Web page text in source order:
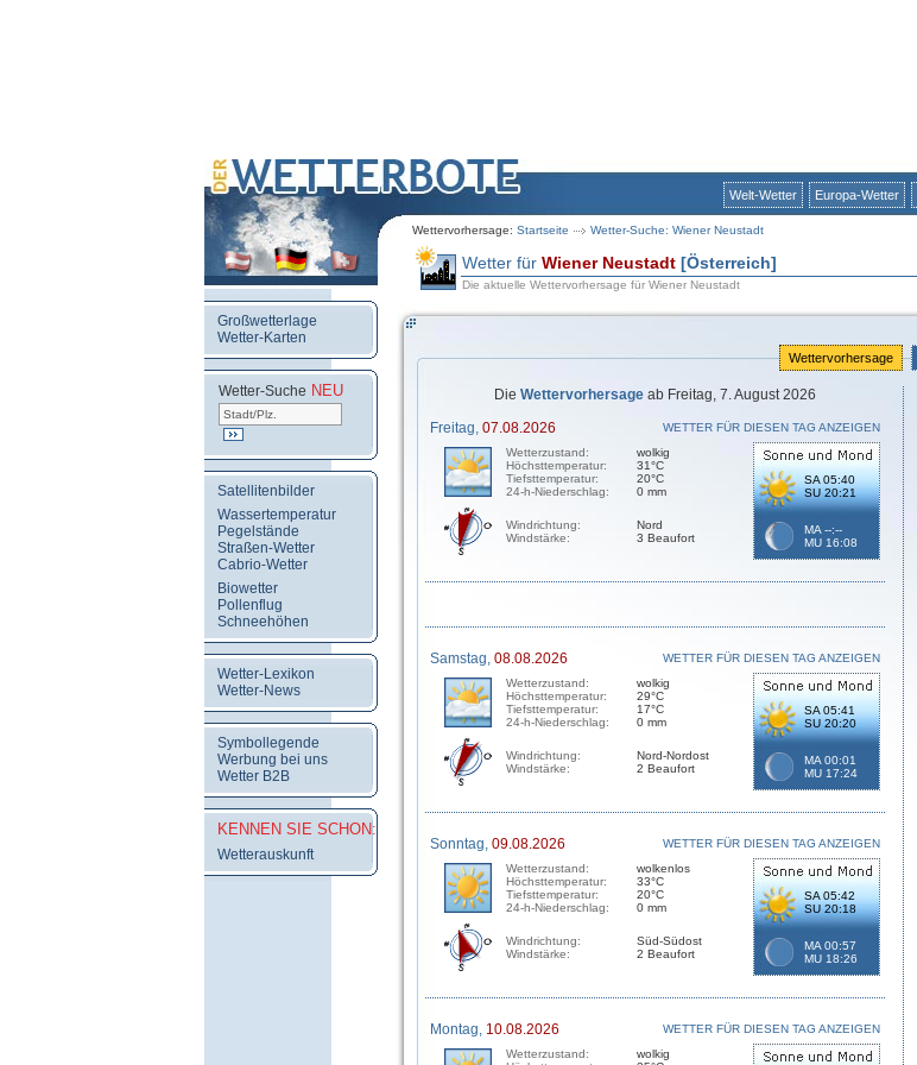
Welt-Wetter Europa-Wetter
Wettervorhersage: Startseite Wetter-Suche: Wiener Neustadt
Großwetterlage
Wetter-Karten
Wetter-Suche NEU
Satellitenbilder
Wassertemperatur
Pegelstände
Straßen-Wetter
Cabrio-Wetter
Biowetter
Pollenflug
Schneehöhen
Wetter-Lexikon
Wetter-News
Symbollegende
Werbung bei uns
Wetter B2B
KENNEN SIE SCHON:
Wetterauskunft
Wetter für Wiener Neustadt [Österreich]
Die aktuelle Wettervorhersage für Wiener Neustadt
Wettervorhersage
Die Wettervorhersage ab Freitag, 7. August 2026
Freitag, 07.08.2026
WETTER FÜR DIESEN TAG ANZEIGEN
Wetterzustand:
Höchsttemperatur:
Tiefsttemperatur:
24-h-Niederschlag:
wolkig
31°C
20°C
0 mm
SA 05:40
SU 20:21
MA --:--
MU 16:08
Windrichtung:
Windstärke:
Nord
3 Beaufort
Samstag, 08.08.2026
WETTER FÜR DIESEN TAG ANZEIGEN
Wetterzustand:
Höchsttemperatur:
Tiefsttemperatur:
24-h-Niederschlag:
wolkig
29°C
17°C
0 mm
SA 05:41
SU 20:20
MA 00:01
MU 17:24
Windrichtung:
Windstärke:
Nord-Nordost
2 Beaufort
Sonntag, 09.08.2026
WETTER FÜR DIESEN TAG ANZEIGEN
Wetterzustand:
Höchsttemperatur:
Tiefsttemperatur:
24-h-Niederschlag:
wolkenlos
33°C
20°C
0 mm
SA 05:42
SU 20:18
MA 00:57
MU 18:26
Windrichtung:
Windstärke:
Süd-Südost
2 Beaufort
Montag, 10.08.2026
WETTER FÜR DIESEN TAG ANZEIGEN
Wetterzustand:
wolkig